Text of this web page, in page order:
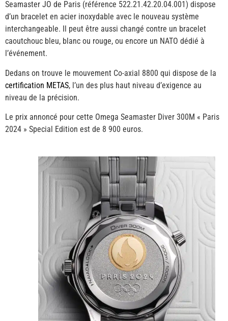
Seamaster JO de Paris (référence 522.21.42.20.04.001) dispose
d’un bracelet en acier inoxydable avec le nouveau système
interchangeable. Il peut être aussi changé contre un bracelet
caoutchouc bleu, blanc ou rouge, ou encore un NATO dédié à
l’événement.
Dedans on trouve le mouvement Co-axial 8800 qui dispose de la
certification METAS, l’un des plus haut niveau d’exigence au
niveau de la précision.
Le prix annoncé pour cette Omega Seamaster Diver 300M « Paris
2024 » Special Edition est de 8 900 euros.